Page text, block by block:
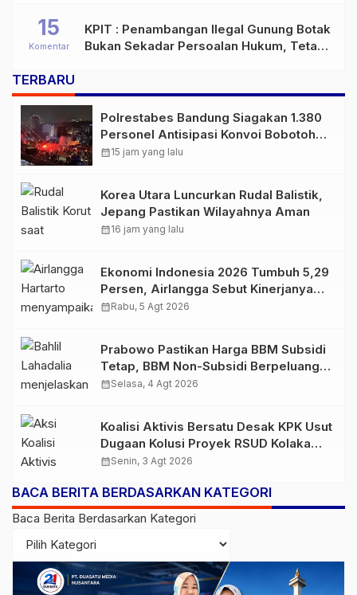
KPIT : Penambangan Ilegal Gunung Botak
Bukan Sekadar Persoalan Hukum, Tetapi
15
Komentar
TERBARU
Polrestabes Bandung Siagakan 1.380
Personel Antisipasi Konvoi Bobotoh
Usai Final Piala Presiden
calendar_month15 jam yang lalu
Korea Utara Luncurkan Rudal Balistik,
Jepang Pastikan Wilayahnya Aman
calendar_month16 jam yang lalu
Ekonomi Indonesia 2026 Tumbuh 5,29
Persen, Airlangga Sebut Kinerjanya
Lampaui Rata-Rata Global
calendar_monthRabu, 5 Agt 2026
Prabowo Pastikan Harga BBM Subsidi
Tetap, BBM Non-Subsidi Berpeluang
Turun
calendar_monthSelasa, 4 Agt 2026
Koalisi Aktivis Bersatu Desak KPK Usut
Dugaan Kolusi Proyek RSUD Kolaka
Timur, Sejumlah Pejabat dan PT
Diperiksa
calendar_monthSenin, 3 Agt 2026
BACA BERITA BERDASARKAN KATEGORI
Baca Berita Berdasarkan Kategori